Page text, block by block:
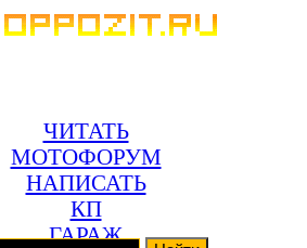
ЧИТАТЬ
МОТОФОРУМ
НАПИСАТЬ
КП
ГАРАЖ